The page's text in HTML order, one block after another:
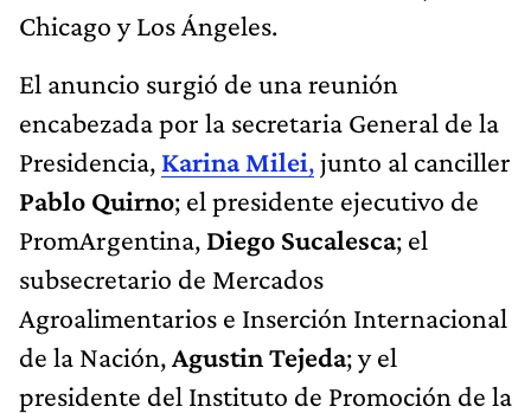
Chicago y Los Ángeles.
El anuncio surgió de una reunión
encabezada por la secretaria General de la
Presidencia, Karina Milei,junto al canciller
Pablo Quirno; el presidente ejecutivo de
PromArgentina, Diego Sucalesca; el
subsecretario de Mercados
Agroalimentarios e Inserción Internacional
de la Nación,Agustin Tejeda; y el
presidente del Instituto de Promoción de la